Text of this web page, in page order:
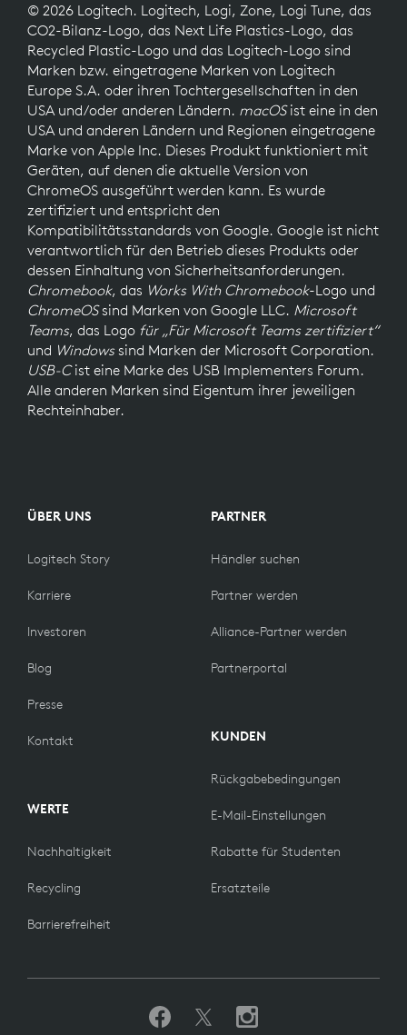
© 2026 Logitech. Logitech, Logi, Zone, Logi Tune, das
CO2-Bilanz-Logo, das Next Life Plastics-Logo, das
Recycled Plastic-Logo und das Logitech-Logo sind
Marken bzw. eingetragene Marken von Logitech
Europe S.A. oder ihren Tochtergesellschaften in den
USA und/oder anderen Ländern. macOSist eine in den
USA und anderen Ländern und Regionen eingetragene
Marke von Apple Inc. Dieses Produkt funktioniert mit
Geräten, auf denen die aktuelle Version von
ChromeOS ausgeführt werden kann. Es wurde
zertifiziert und entspricht den
Kompatibilitätsstandards von Google. Google ist nicht
verantwortlich für den Betrieb dieses Produkts oder
dessen Einhaltung von Sicherheitsanforderungen.
Chromebook, das Works With Chromebook-Logo und
ChromeOSsind Marken von Google LLC. Microsoft
Teams, das Logo für „Für Microsoft Teams zertifiziert“
und Windowssind Marken der Microsoft Corporation.
USB-Cist eine Marke des USB Implementers Forum.
Alle anderen Marken sind Eigentum ihrer jeweiligen
Rechteinhaber.
ÜBER UNS
Logitech Story
Karriere
Investoren
Blog
Presse
Kontakt
WERTE
Nachhaltigkeit
Recycling
Barrierefreiheit
PARTNER
Händler suchen
Partner werden
Alliance-Partner werden
Partnerportal
KUNDEN
Rückgabebedingungen
E-Mail-Einstellungen
Rabatte für Studenten
Ersatzteile